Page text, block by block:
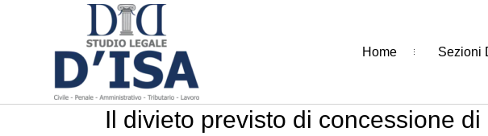
Home Sezioni
Il divieto previsto di concessione